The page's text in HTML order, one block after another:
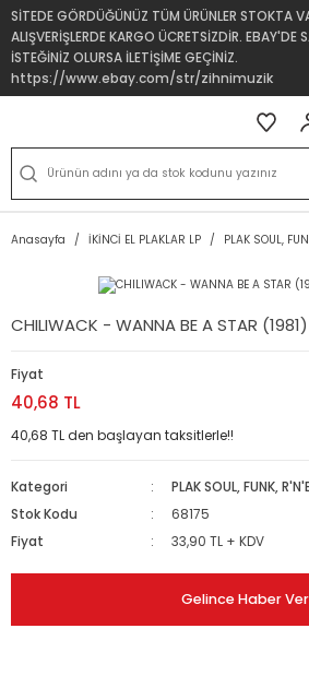
SİTEDE GÖRDÜĞÜNÜZ TÜM ÜRÜNLER STOKTA
ALIŞVERİŞLERDE KARGO ÜCRETSİZDİR. EBAY'DE
İSTEĞİNİZ OLURSA İLETİŞİME GEÇİNİZ.
https://www.ebay.com/str/zihnimuzik
Anasayfa İKİNCİ EL PLAKLAR LP PLAK SOUL,
CHILIWACK - WANNA BE A STAR
Fiyat
40,68 TL
40,68 TL den başlayan taksitlerle!!
Kategori
PLAK SOUL, FUNK,
Stok Kodu
68175
Fiyat
33,90 TL + KDV
Gelince Haber Ver